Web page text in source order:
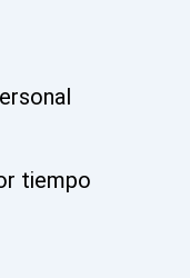
tiempo